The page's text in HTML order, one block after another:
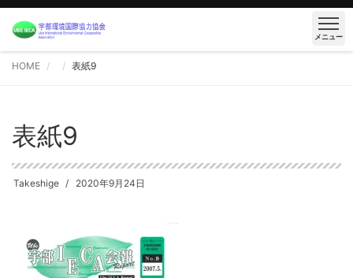
メニュー
HOME 表紙9
表紙9
Takeshige 2020年9月24日